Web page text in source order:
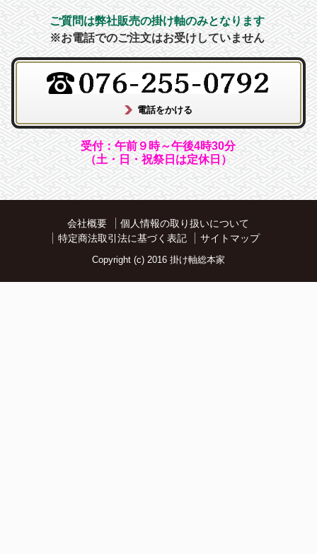
ご質問は弊社販売の掛け軸のみとなります
※お電話でのご注文はお受けしていません
受付：午前９時～午後4時30分
（土・日・祝祭日は定休日）
会社概要
個人情報の取り扱いについて
特定商法取引法に基づく表記
サイトマップ
Copyright (c) 2016 掛け軸総本家